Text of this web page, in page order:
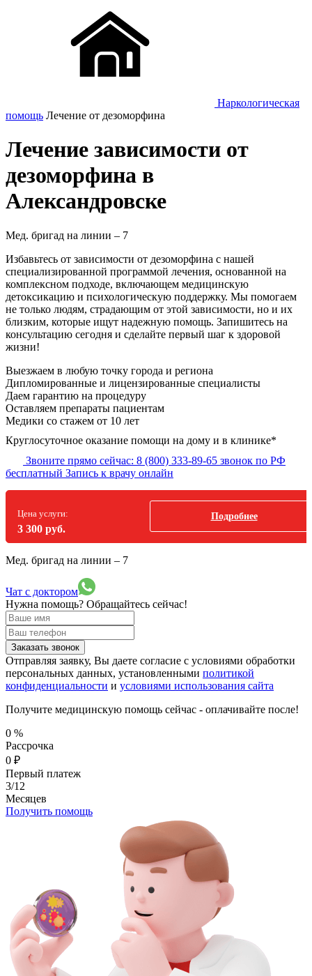
Наркологическая
помощь Лечение от дезоморфина
Лечение зависимости от
дезоморфина в
Александровске
Мед. бригад на линии – 7
Избавьтесь от зависимости от дезоморфина с нашей
специализированной программой лечения, основанной на
комплексном подходе, включающем медицинскую
детоксикацию и психологическую поддержку. Мы помогаем
не только людям, страдающим от этой зависимости, но и их
близким, которые ищут надежную помощь. Запишитесь на
консультацию сегодня и сделайте первый шаг к здоровой
жизни!
Выезжаем в любую точку города и региона
Дипломированные и лицензированные специалисты
Даем гарантию на процедуру
Оставляем препараты пациентам
Медики со стажем от 10 лет
Круглосуточное оказание помощи на дому и в клинике*
Звоните прямо сейчас: 8 (800) 333-89-65 звонок по РФ
бесплатный Запись к врачу онлайн
Цена услуги:
3 300 руб.
Подробнее
Мед. бригад на линии – 7
Чат с доктором
Нужна помощь? Обращайтесь сейчас!
Заказать звонок
Отправляя заявку, Вы даете согласие с условиями обработки
персональных данных, установленными политикой
конфиденциальности и условиями использования сайта
Получите медицинскую помощь сейчас - оплачивайте после!
0 %
Рассрочка
0 ₽
Первый платеж
3/12
Месяцев
Получить помощь